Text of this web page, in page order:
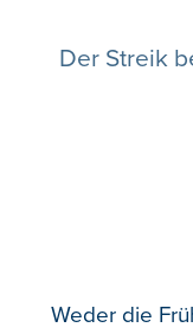
Der Streik
Weder die